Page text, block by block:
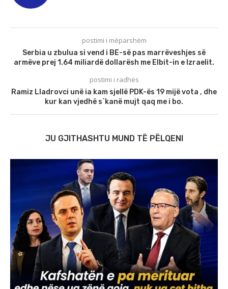
postimi i mëparshëm
Serbia u zbulua si vend i BE-së pas marrëveshjes së
armëve prej 1.64 miliardë dollarësh me Elbit-in e Izraelit.
postimi i radhës
Ramiz Lladrovci unë ia kam sjellë PDK-ës 19 mijë vota , dhe
kur kan vjedhë s`kanë mujt qaq me i bo.
JU GJITHASHTU MUND TË PËLQENI